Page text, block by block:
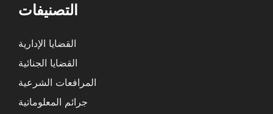
التصنيفات
القضايا الإدارية
القضايا الجنائية
المرافعات الشرعية
جرائم المعلوماتية